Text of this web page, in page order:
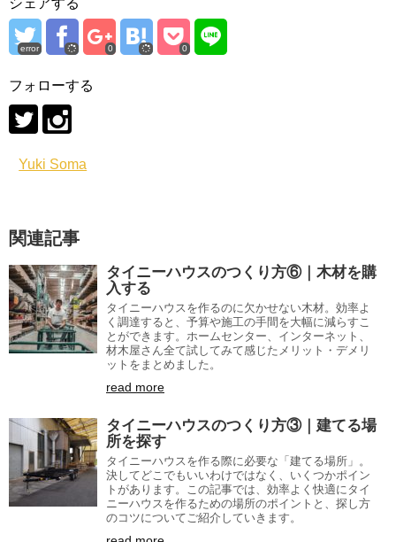
シェアする
error 0 0
フォローする
Yuki Soma
関連記事
タイニーハウスのつくり方⑥｜木材を購
入する
タイニーハウスを作るのに欠かせない木材。効率よ
く調達すると、予算や施工の手間を大幅に減らすこ
とができます。ホームセンター、インターネット、
材木屋さん全て試してみて感じたメリット・デメリ
ットをまとめました。
read more
タイニーハウスのつくり方③｜建てる場
所を探す
タイニーハウスを作る際に必要な「建てる場所」。
決してどこでもいいわけではなく、いくつかポイン
トがあります。この記事では、効率よく快適にタイ
ニーハウスを作るための場所のポイントと、探し方
のコツについてご紹介していきます。